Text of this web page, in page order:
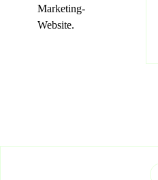
Marketing-
Website.